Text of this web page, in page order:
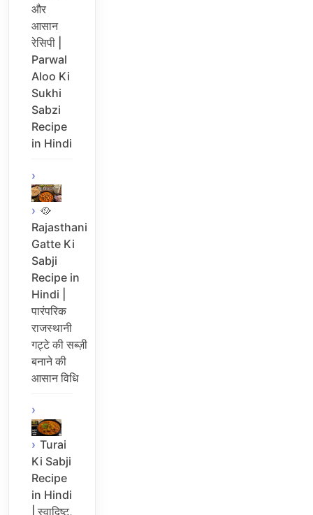
और
आसान
रेसिपी |
Parwal
Aloo Ki
Sukhi
Sabzi
Recipe
in Hindi
🥘
Rajasthani
Gatte Ki
Sabji
Recipe in
Hindi |
पारंपरिक
राजस्थानी
गट्टे की सब्ज़ी
बनाने की
आसान विधि
Turai
Ki Sabji
Recipe
in Hindi
| स्वादिष्ट,